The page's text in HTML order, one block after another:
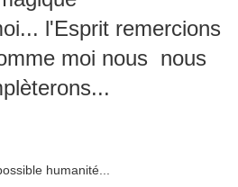
l'Esprit remercions
moi nous nous